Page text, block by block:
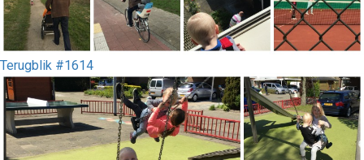
Terugblik #1614